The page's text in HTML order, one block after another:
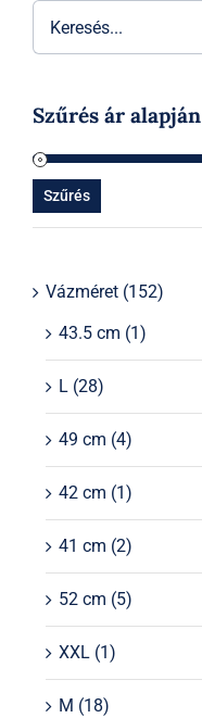
Szűrés ár alapján
Szűrés
Vázméret (152)
43.5 cm (1)
L (28)
49 cm (4)
42 cm (1)
41 cm (2)
52 cm (5)
XXL (1)
M (18)